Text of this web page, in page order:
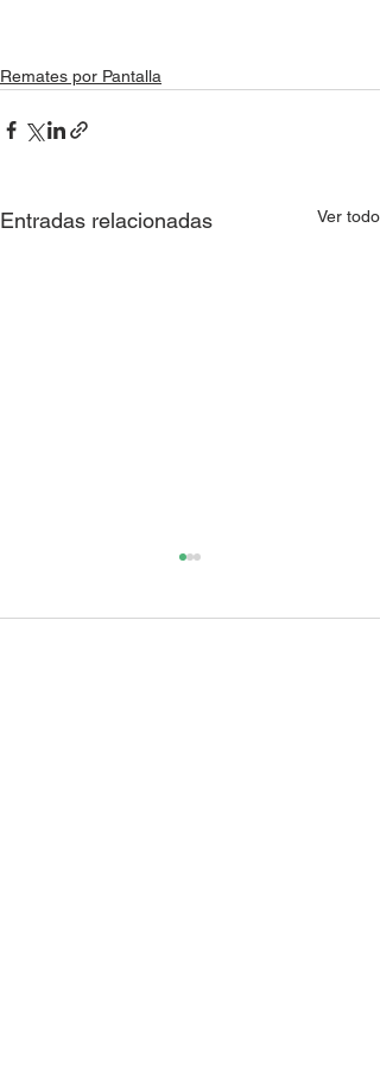
Remates por Pantalla
Entradas relacionadas Ver todo